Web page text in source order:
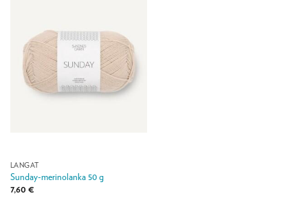
LANGAT
Sunday-merinolanka 50 g
7,60 €